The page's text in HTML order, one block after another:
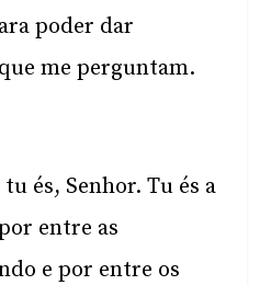
poder dar
me perguntam.
és, Senhor. Tu és a
entre as
e por entre os